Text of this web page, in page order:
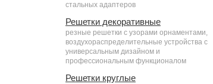
стальных адаптеров
Решетки декоративные
резные решетки с узорами орнаментами,
воздухораспределительные устройства с
универсальным дизайном и
профессиональным функционалом
Решетки круглые